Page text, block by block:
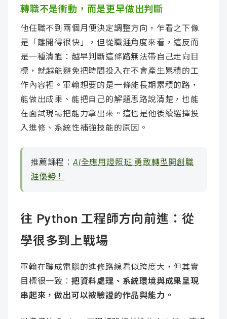
轉職不是衝動，而是更早做出判斷
他任職不到兩個月便決定調整方向，乍看之下像
是「離開得很快」，但從職涯角度來看，這反而
是一種清醒：越早判斷這條路無法帶自己走向目
標，就越能避免把時間投入在不會產生累積的工
作內容裡。軍翰想要的是一條能長期累積的路，
能做出成果、能把自己的解題思路說清楚，也能
在面試現場把能力拿出來。這也是他後續選擇投
入進修、系統性補強技能的原因。
推薦課程： AI全應用證照班:勇敢轉型開創職
涯優勢！
往 Python 工程師方向前進：從
學很多到上戰場
軍翰在聯成電腦的進修路線看似跨度大，但其實
目標很一致： 把資料處理、系統環境與成果呈現
串起來，做出可以被驗證的作品與能力。